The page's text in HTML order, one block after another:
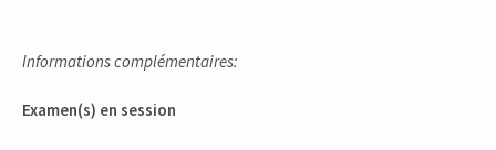
Informations complémentaires:
Examen(s) en session